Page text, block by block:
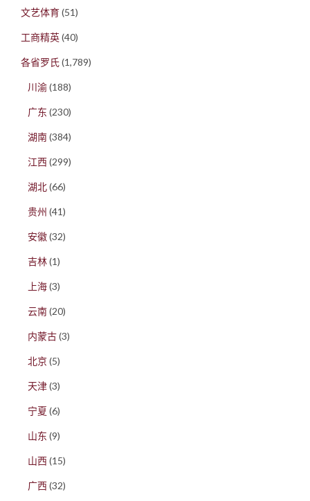
文艺体育(51)
工商精英(40)
各省罗氏(1,789)
川渝(188)
广东 (230)
湖南(384)
江西(299)
湖北(66)
贵州 (41)
安徽(32)
吉林(1)
上海(3)
云南(20)
内蒙古(3)
北京(5)
天津(3)
宁夏 (6)
山东 (9)
山西(15)
广西(32)